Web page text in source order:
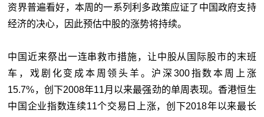
资界普遍看好，本周的一系列利多政策应证了中国政府支持
经济的决心，因此预估中股的涨势将持续。
中国近来祭出一连串救市措施，让中股从国际股市的末班
车，戏剧化变成本周领头羊。沪深300指数本周上涨
15.7%，创下2008年11月以来最强劲的单周表现。香港恒生
中国企业指数连续11个交易日上涨，创下2018年以来最长